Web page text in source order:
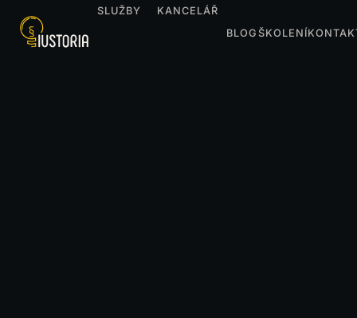
SLUŽBY
KANCELÁŘ
BLOG ŠKOLENÍ